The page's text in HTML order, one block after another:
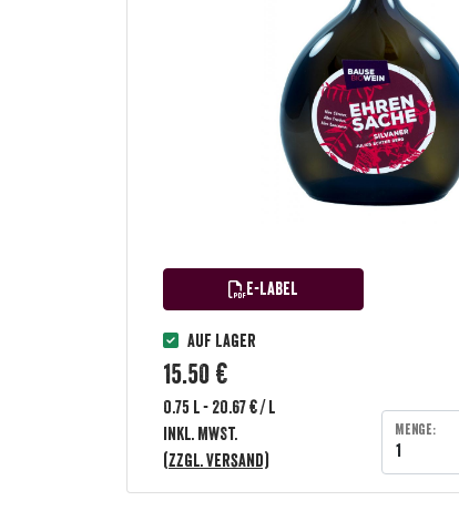
E-Label
Auf Lager
15.50 €
0.75 l - 20.67 € / l
inkl. MwSt.
(zzgl. Versand)
Menge: